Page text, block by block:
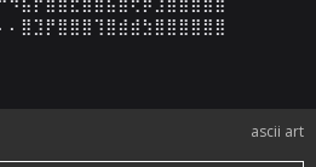
ascii art